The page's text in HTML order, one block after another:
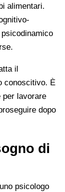
alimentari.
il
conoscitivo. È
per lavorare
dopo
di
psicologo